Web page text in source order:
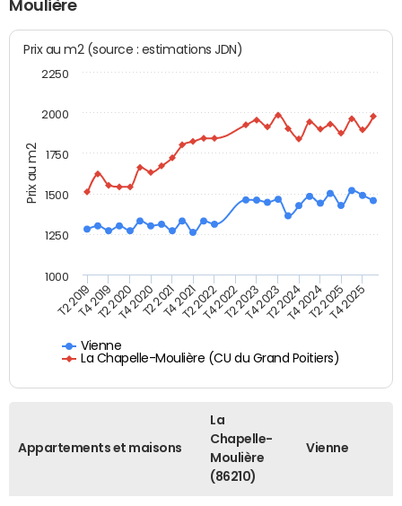
Moulière
Prix au m2
Prix au m2 (source : estimations JDN)
Vienne
La Chapelle-Moulière (CU du Grand Poitiers)
T2 2019T4 2019T2 2020T4 2020T2 2021T4 2021T2 2022T4 2022T2 2023T4 2023T2 2024T4 2024T2 2025T4 2025
2000
1000
1250
1500
1750
2250
Appartements et maisons
La
Chapelle-
Moulière
(86210)
Vienne